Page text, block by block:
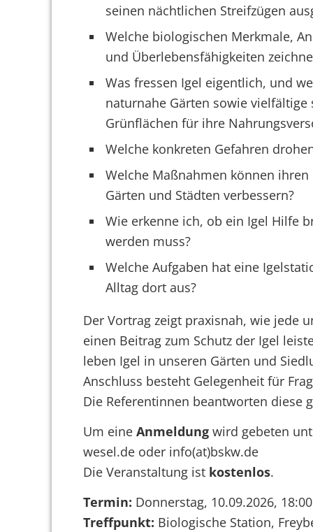
seinen nächtlichen Streifzügen
Welche biologischen Merkmale,
und Überlebensfähigkeiten
Was fressen Igel eigentlich, und
naturnahe Gärten sowie vielfältige
Grünflächen für ihre
Welche konkreten Gefahren
Welche Maßnahmen können
Gärten und Städten verbessern?
Wie erkenne ich, ob ein Igel Hilfe
werden muss?
Welche Aufgaben hat eine
Alltag dort aus?
Der Vortrag zeigt praxisnah, wie jede
einen Beitrag zum Schutz der Igel
leben Igel in unseren Gärten und
Anschluss besteht Gelegenheit für
Die Referentinnen beantworten diese
Um eine Anmeldungwird gebeten
wesel.de oder info(at)bskw.de
Die Veranstaltung ist kostenlos.
Termin: Donnerstag, 10.09.2026,
Treffpunkt: Biologische Station,